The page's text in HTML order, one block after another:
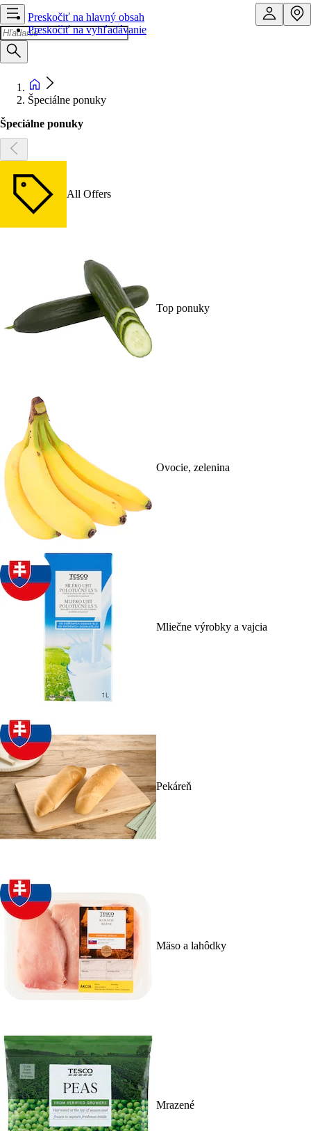
Preskočiť na hlavný obsah
Preskočiť na vyhľadávanie
Špeciálne ponuky
Špeciálne ponuky
All Offers
Top ponuky
Ovocie, zelenina
Mliečne výrobky a vajcia
Pekáreň
Mäso a lahôdky
Mrazené